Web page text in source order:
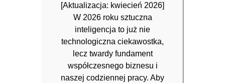
[Aktualizacja: kwiecień 2026]
W 2026 roku sztuczna
inteligencja to już nie
technologiczna ciekawostka,
lecz twardy fundament
współczesnego biznesu i
naszej codziennej pracy. Aby